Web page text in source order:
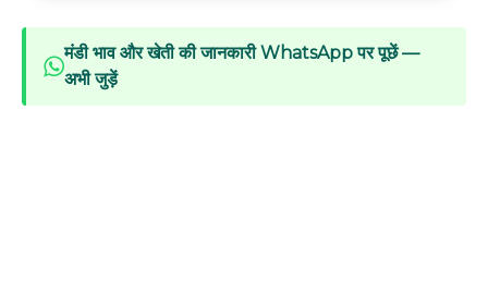
मंडी भाव और खेती की जानकारी WhatsApp पर पूछें —
अभी जुड़ें